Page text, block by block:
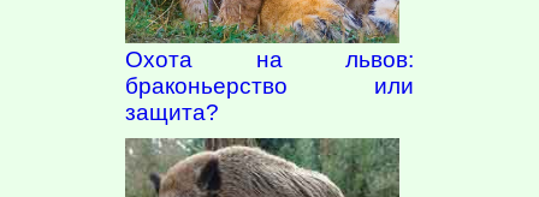
Охота на львов:
браконьерство или
защита?